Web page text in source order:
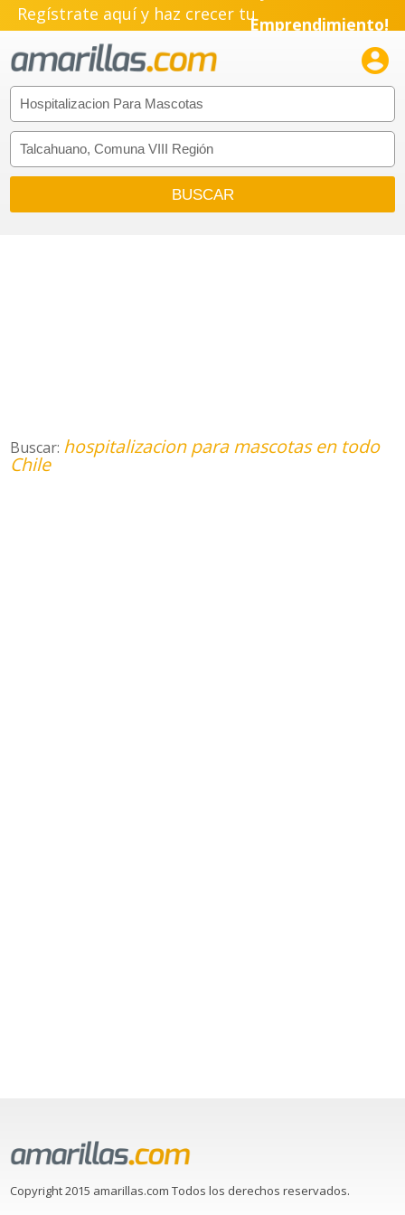
Regístrate aquí y haz crecer tuEmprendimiento!

Buscar: hospitalizacion para mascotas en todo
Chile
Copyright 2015 amarillas.com Todos los derechos reservados.